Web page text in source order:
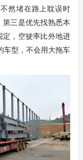
然堵在路上耽误时
三是优先找熟悉本
，空驶率比外地进
车型，不会用大拖车